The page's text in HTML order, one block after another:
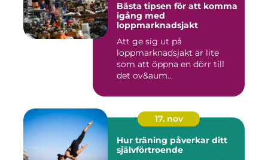
Bästa tipsen för att komma
igång med
loppmarknadsjakt
Att ge sig ut på
loppmarknadsjakt är lite
som att öppna en dörr till
det ov&aum...
17. nov
Hur träning påverkar ditt
självförtroende